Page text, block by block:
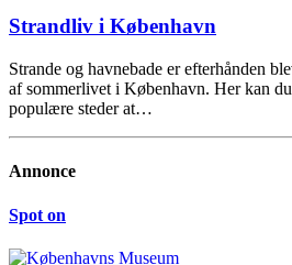
Strandliv i København
Strande og havnebade er efterhånden
af sommerlivet i København. Her kan
populære steder at…
Annonce
Spot on